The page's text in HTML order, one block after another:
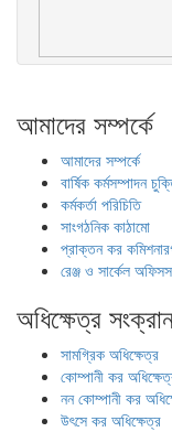
আমাদের সম্পর্কে
আমাদের সম্পর্কে
বার্ষিক কর্মসম্পাদন
কর্মকর্তা পরিচিতি
সাংগঠনিক কাঠামো
প্রাক্তন কর
রেঞ্জ ও সার্কেল
অধিক্ষেত্র
সামগ্রিক অধিক্ষেত্র
কোম্পানী কর
নন কোম্পানী কর
উৎসে কর অধিক্ষেত্র